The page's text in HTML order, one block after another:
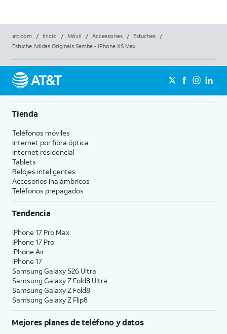
att.com / Inicio / Móvil / Accessories / Estuches
/
Estuche Adidas Originals Samba - iPhone XS Max
Tienda
Teléfonos móviles
Internet por fibra óptica
Internet residencial
Tablets
Relojes inteligentes
Accesorios inalámbricos
Teléfonos prepagados
Tendencia
iPhone 17 Pro Max
iPhone 17 Pro
iPhone Air
iPhone 17
Samsung Galaxy S26 Ultra
Samsung Galaxy Z Fold8 Ultra
Samsung Galaxy Z Fold8
Samsung Galaxy Z Flip8
Mejores planes de teléfono y datos